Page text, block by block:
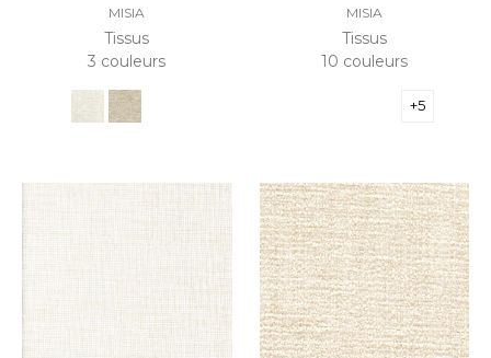
MISIA
Tissus
3 couleurs
MISIA
Tissus
10 couleurs
+5